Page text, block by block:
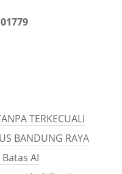
TERKECUALI
BANDUNG RAYA
AI